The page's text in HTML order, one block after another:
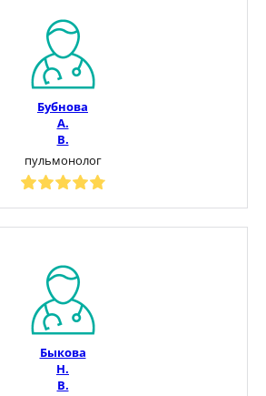
Бубнова
А.
В.
пульмонолог
Быкова
Н.
В.